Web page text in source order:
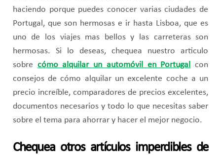
haciendo porque puedes conocer varias ciudades de
Portugal, que son hermosas e ir hasta Lisboa, que es
uno de los viajes mas bellos y las carreteras son
hermosas. Si lo deseas, chequea nuestro articulo
sobre cómo alquilar un automóvil en Portugal con
consejos de cómo alquilar un excelente coche a un
precio increíble, comparadores de precios excelentes,
documentos necesarios y todo lo que necesitas saber
sobre el tema para ahorrar y hacer el mejor negocio.
Chequea otros artículos imperdibles de